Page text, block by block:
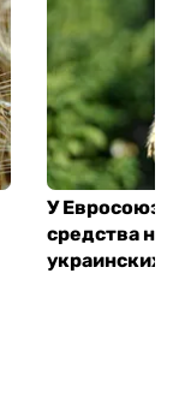
У
средства